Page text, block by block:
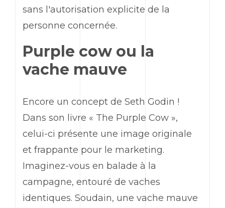
sans l'autorisation explicite de la
personne concernée.
Purple cow ou la
vache mauve
Encore un concept de Seth Godin !
Dans son livre « The Purple Cow »,
celui-ci présente une image originale
et frappante pour le marketing.
Imaginez-vous en balade à la
campagne, entouré de vaches
identiques. Soudain, une vache mauve